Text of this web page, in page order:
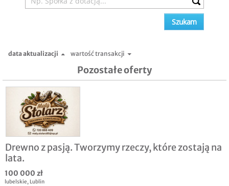
data aktualizacji wartość transakcji
Pozostałe oferty
Drewno z pasją. Tworzymy rzeczy, które zostają na
lata.
100 000 zł
lubelskie, Lublin